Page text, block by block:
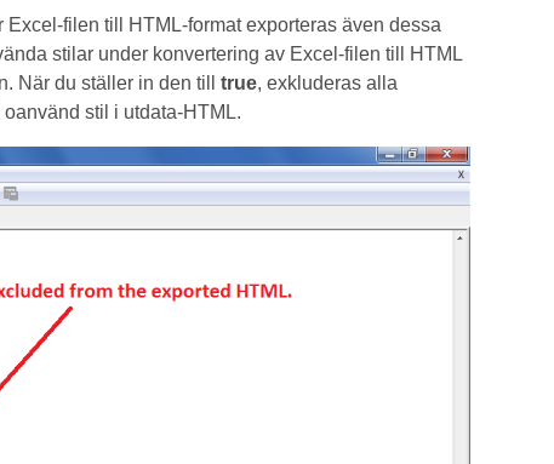
filen till HTML-format exporteras även dessa
stilar under konvertering av Excel-filen till HTML
När du ställer in den till true, exkluderas alla
stil i utdata-HTML.